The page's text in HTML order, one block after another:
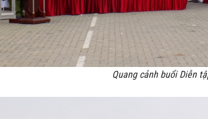
Quang cảnh buổi Diễn